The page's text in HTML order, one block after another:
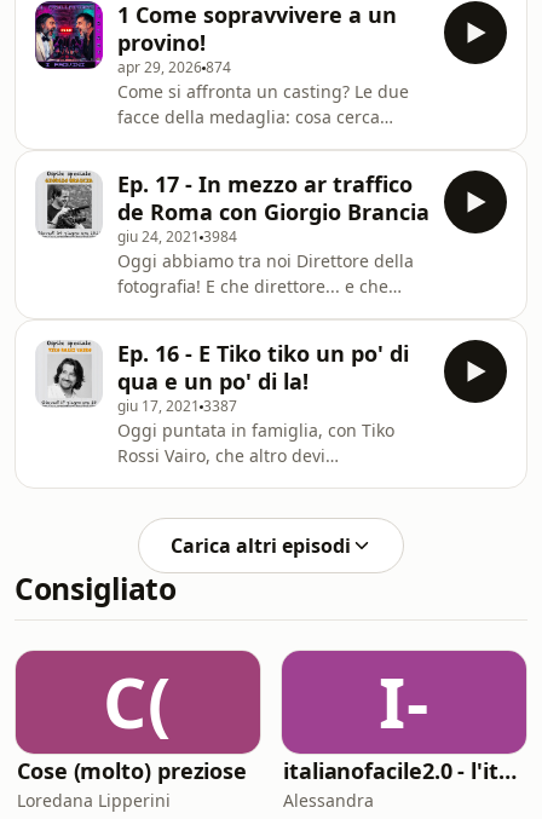
continuiamo ad analizzare il provino
smontandolo da entrambe
puntata de "Il Frullattore". Un podcast
in cui un regista (Gianni Aureli) e un
attore (Giancarlo Porcari) si
confrontano e si scontrano sulle
dinamiche reali, le tecniche e i
retroscena del mondo dello
spettacolo. In questa puntata
continuiamo
1 Come sopravvivere a un
provino!
apr 29, 2026874
Come si affronta un casting? Le due
facce della medaglia: cosa cerca
di audizione. Bentornati ne "Il
Frullattore". Un podcast in cui un
regista (Gianni Aureli) e un attore
(Giancarlo Porcari) si confrontano e si
scontrano sulle dinamiche reali, le
tecniche e i retroscena del mondo
dello spettacolo. In questa puntata
ana
Ep. 17 - In mezzo ar traffico
de Roma con Giorgio Brancia
giu 24, 2021 3984
Oggi abbiamo tra noi Direttore della
fotografia! E che direttore... e che
e delle inquadrature. E del
traffico!Diventa un supporter di
questo podcast:
https://www.spreaker.com/podcast/il-
frullattore--4346558/support.
Ep. 16 - E Tiko tiko un po' di
qua e un po' di la!
giu 17, 2021 3387
Oggi puntata in famiglia, con Tiko
Rossi Vairo, che altro devi
https://www.spreaker.com/podcast/il-
frullattore--4346558/support.
Carica altri episodi
Consigliato
C(
Cose (molto) preziose
Loredana Lipperini
I-
italianofacile2.0 - l'italiano con le canzoni
Alessandra